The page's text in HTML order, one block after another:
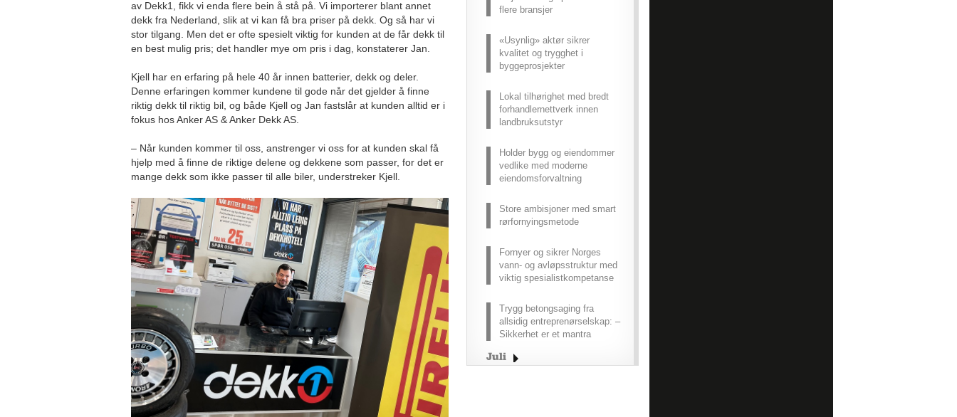
av Dekk1, fikk vi enda flere bein å stå på. Vi importerer blant annet
dekk fra Nederland, slik at vi kan få bra priser på dekk. Og så har vi
stor tilgang. Men det er ofte spesielt viktig for kunden at de får dekk til
en best mulig pris; det handler mye om pris i dag, konstaterer Jan.
Kjell har en erfaring på hele 40 år innen batterier, dekk og deler.
Denne erfaringen kommer kundene til gode når det gjelder å finne
riktig dekk til riktig bil, og både Kjell og Jan fastslår at kunden alltid er i
fokus hos Anker AS & Anker Dekk AS.
– Når kunden kommer til oss, anstrenger vi oss for at kunden skal få
hjelp med å finne de riktige delene og dekkene som passer, for det er
mange dekk som ikke passer til alle biler, understreker Kjell.
flere bransjer
«Usynlig» aktør sikrer
kvalitet og trygghet i
byggeprosjekter
Lokal tilhørighet med bredt
forhandlernettverk innen
landbruksutstyr
Holder bygg og eiendommer
vedlike med moderne
eiendomsforvaltning
Store ambisjoner med smart
rørfornyingsmetode
Fornyer og sikrer Norges
vann- og avløpsstruktur med
viktig spesialistkompetanse
Trygg betongsaging fra
allsidig entreprenørselskap: –
Sikkerhet er et mantra
Juli